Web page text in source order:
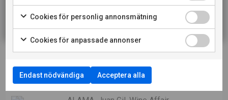
Cookies för personlig annonsmätning
Cookies för anpassade annonser
Endast nödvändiga Acceptera alla